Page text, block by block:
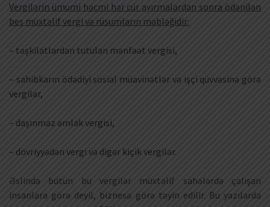
Vergilərin ümumi həcmi hər cür ayırmalardan sonra ödənilən
beş müxtəlif vergi və rüsumların məbləğidir:
– təşkilatlardan tutulan mənfəət vergisi,
– sahibkarın ödədiyi sosial müavinətlər və işçi qüvvəsinə görə
vergilər,
– daşınmaz əmlak vergisi,
– dövriyyədən vergi və digər kiçik vergilər.
Əslində bütün bu vergilər müxtəlif sahələrdə çalışan
insanlara görə deyil, biznesə görə təyin edilir. Bu yazılarda